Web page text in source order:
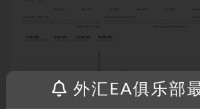
外汇EA俱乐部